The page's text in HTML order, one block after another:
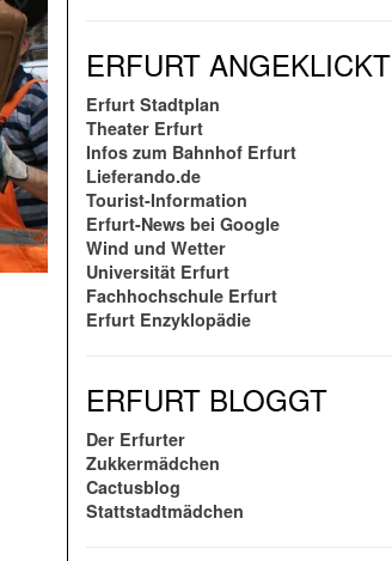
ERFURT ANGEKLICKT
Erfurt Stadtplan
Theater Erfurt
Infos zum Bahnhof Erfurt
Lieferando.de
Tourist-Information
Erfurt-News bei Google
Wind und Wetter
Universität Erfurt
Fachhochschule Erfurt
Erfurt Enzyklopädie
ERFURT BLOGGT
Der Erfurter
Zukkermädchen
Cactusblog
Stattstadtmädchen